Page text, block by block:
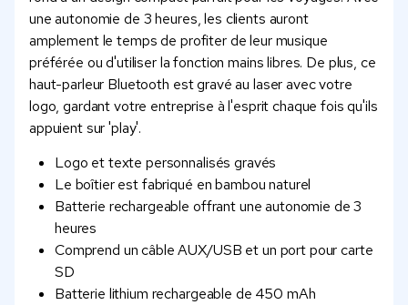
une autonomie de 3 heures, les clients auront
amplement le temps de profiter de leur musique
préférée ou d'utiliser la fonction mains libres. De plus, ce
haut-parleur Bluetooth est gravé au laser avec votre
logo, gardant votre entreprise à l'esprit chaque fois qu'ils
appuient sur 'play'.
Logo et texte personnalisés gravés
Le boîtier est fabriqué en bambou naturel
Batterie rechargeable offrant une autonomie de 3
heures
Comprend un câble AUX/USB et un port pour carte
SD
Batterie lithium rechargeable de 450 mAh